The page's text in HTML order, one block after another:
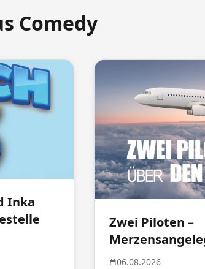
Comedy
Inka
Zwei Piloten –
06.08.2026